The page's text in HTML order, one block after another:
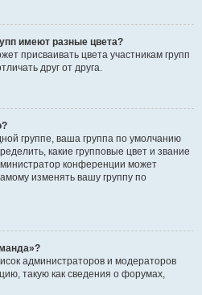
имеют разные цвета?
присваивать цвета участникам групп
друг от друга.
группе, ваша группа по умолчанию
какие групповые цвет и звание
конференции может
изменять вашу группу по
администраторов и модераторов
такую как сведения о форумах,